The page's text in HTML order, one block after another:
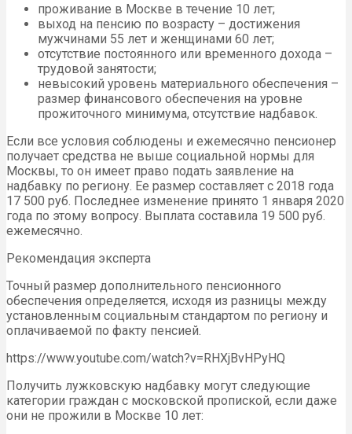
проживание в Москве в течение 10 лет;
выход на пенсию по возрасту – достижения
мужчинами 55 лет и женщинами 60 лет;
отсутствие постоянного или временного дохода –
трудовой занятости;
невысокий уровень материального обеспечения –
размер финансового обеспечения на уровне
прожиточного минимума, отсутствие надбавок.
Если все условия соблюдены и ежемесячно пенсионер
получает средства не выше социальной нормы для
Москвы, то он имеет право подать заявление на
надбавку по региону. Ее размер составляет с 2018 года
17 500 руб. Последнее изменение принято 1 января 2020
года по этому вопросу. Выплата составила 19 500 руб.
ежемесячно.
Рекомендация эксперта
Точный размер дополнительного пенсионного
обеспечения определяется, исходя из разницы между
установленным социальным стандартом по региону и
оплачиваемой по факту пенсией.
https://www.youtube.com/watch?v=RHXjBvHPyHQ
Получить лужковскую надбавку могут следующие
категории граждан с московской пропиской, если даже
они не прожили в Москве 10 лет: